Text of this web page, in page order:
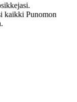
kaikki Punomon